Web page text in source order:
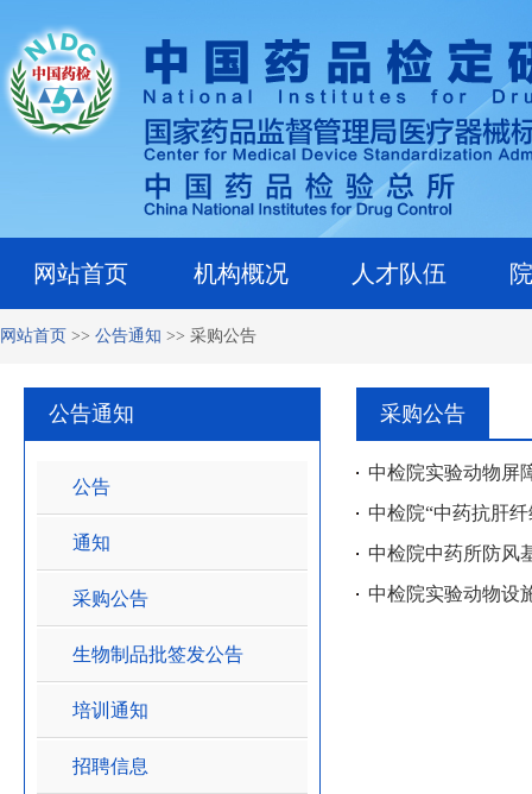
网站首页 机构概况 人才队伍
网站首页 >> 公告通知 >> 采购公告
公告通知
公告
通知
采购公告
生物制品批签发公告
培训通知
招聘信息
采购公告
中检院实验动物屏
中检院“中药抗肝
中检院中药所防风
中检院实验动物设